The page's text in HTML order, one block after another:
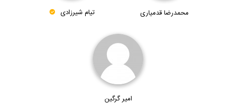
معرفی اپلیکیشن ساختمان یار
بخشی از فیلم آموزشی ملاحظات تولید، حمل...
محمدرضا قدمیاری تیام شیرزادی
امیر گرگین